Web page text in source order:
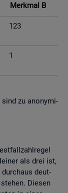
Merk­mal B
123
1
sind zu an­ony­mi­
als drei ist,
durch­aus deut­
Die­sen